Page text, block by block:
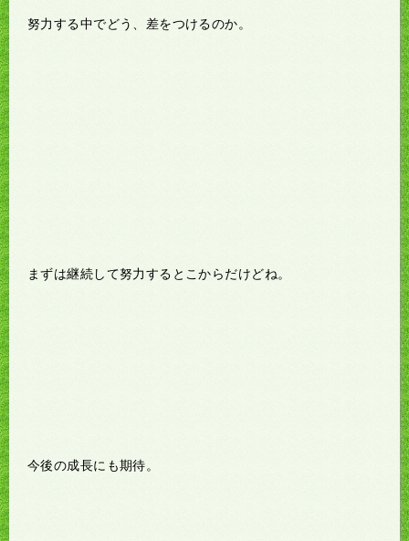
努力する中でどう、差をつけるのか。
まずは継続して努力するとこからだけどね。
今後の成長にも期待。